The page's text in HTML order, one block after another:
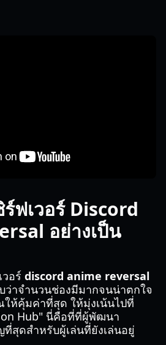
ฟเวอร์ Discord
อย่างเป็น
อร์ discord anime reversal
ว่าจำนวนช่องมีมากจนน่าตกใจ
ให้คุ้มค่าที่สุด ให้มุ่งเน้นไปที่
Hub" นี่คือที่ที่ผู้พัฒนา
สุดสำหรับผู้เล่นที่ยังเล่นอยู่